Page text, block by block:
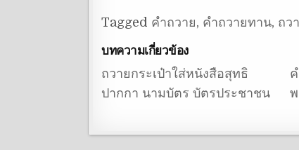
Tagged คำถวาย, คำถวายทาน, ถว
บทความเกี่ยวข้อง
ถวายกระเป๋าใส่หนังสือสุทธิ
ปากกา นามบัตร บัตรประชาชน